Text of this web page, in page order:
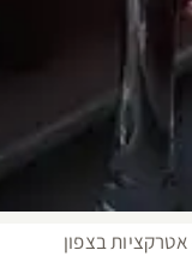
אטרקציות בצפון